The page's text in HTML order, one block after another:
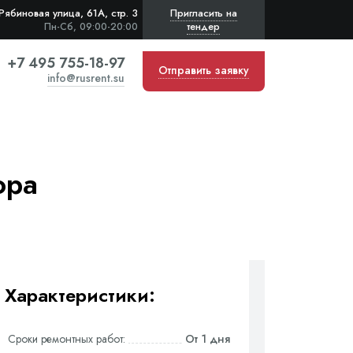
улица, 61А, стр. 3
Пн-Сб, 09:00-20:00
Пригласить на
тендер
+7 495 755-18-97
info@rusrent.su Отправить заявку
Характеристики:
Сроки ремонтных работ: От 1 дня